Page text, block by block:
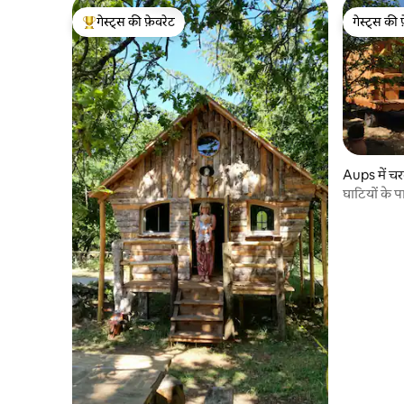
गेस्ट्स का टॉप फ़ेवरेट
गेस्ट्स की फ़ेवरेट
गेस्ट्स की
गेस्ट्स की
Aups में
घाटियों के